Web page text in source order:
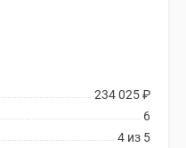
234 025₽
6
4 из 5